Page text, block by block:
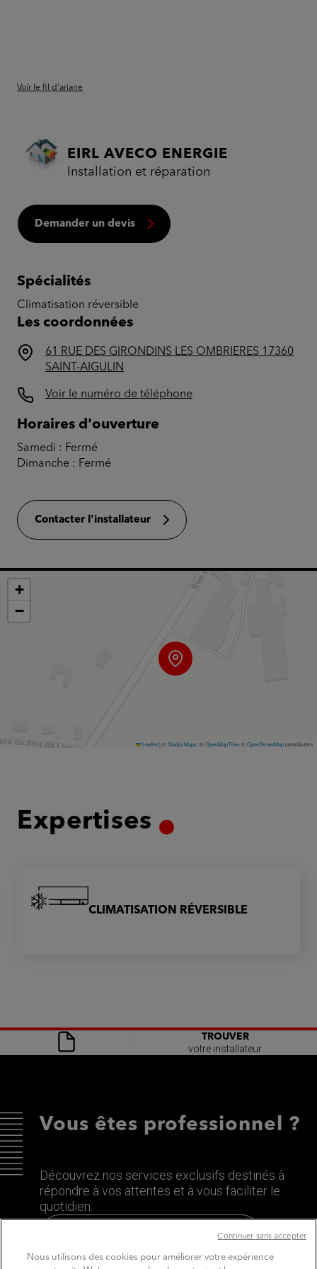
Voir le fil d'ariane
EIRL AVECO ENERGIE
Installation et réparation
Demander un devis
Spécialités
Climatisation réversible
Les coordonnées
61 RUE DES GIRONDINS LES OMBRIERES 17360
SAINT-AIGULIN
Voir le numéro de téléphone
Horaires d'ouverture
Samedi : Fermé
Dimanche : Fermé
Contacter l'installateur
+
−
Leaflet| ©Stadia Maps , ©OpenMapTiles©OpenStreetMapcontributors
Expertises
CLIMATISATION RÉVERSIBLE
TROUVER
votre installateur
Vous êtes professionnel ?
Découvrez nos services exclusifs destinés à
répondre à vos attentes et à vous faciliter le
quotidien.
Découvrez le site dédié aux Pros
Nous utilisons des cookies pour améliorer votre expérience
Continuer sans accepter